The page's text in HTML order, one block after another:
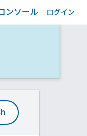
ンソール ログイン